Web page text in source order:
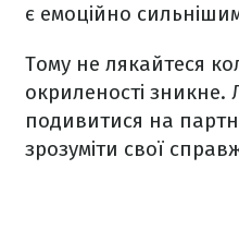
є емоційно
Тому не лякайтеся
окриленості
подивитися на
зрозуміти свої